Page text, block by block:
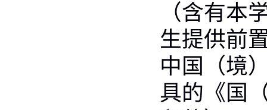
（含有本
生提供前
中国（境
具的《国